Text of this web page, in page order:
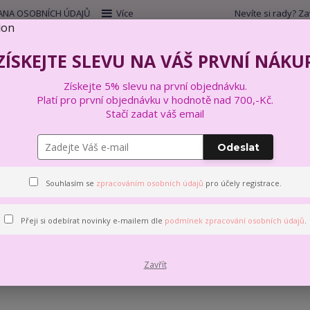
OSOBNÍCH ÚDAJŮ Více
Hledat
Nevíte si rady?
VYŠÍVÁNÍ VÝTVARNÉ A KREATIVNÍ SADY
LUCA-S
V této kategorii nebylo nalezeno žádné zboží.
SLEVU NA VÁŠ PRVNÍ
Získejte 5% slevu na první objednávku.
Platí pro první objednávku v hodnotě nad 700,-Kč.
Stačí zadat váš email
Odeslat
Souhlasím se zpracováním osobních údajů pro účely registrace.
Přeji si odebírat novinky e-mailem dle podmínek zpracování osobních údajů.
Zavřít